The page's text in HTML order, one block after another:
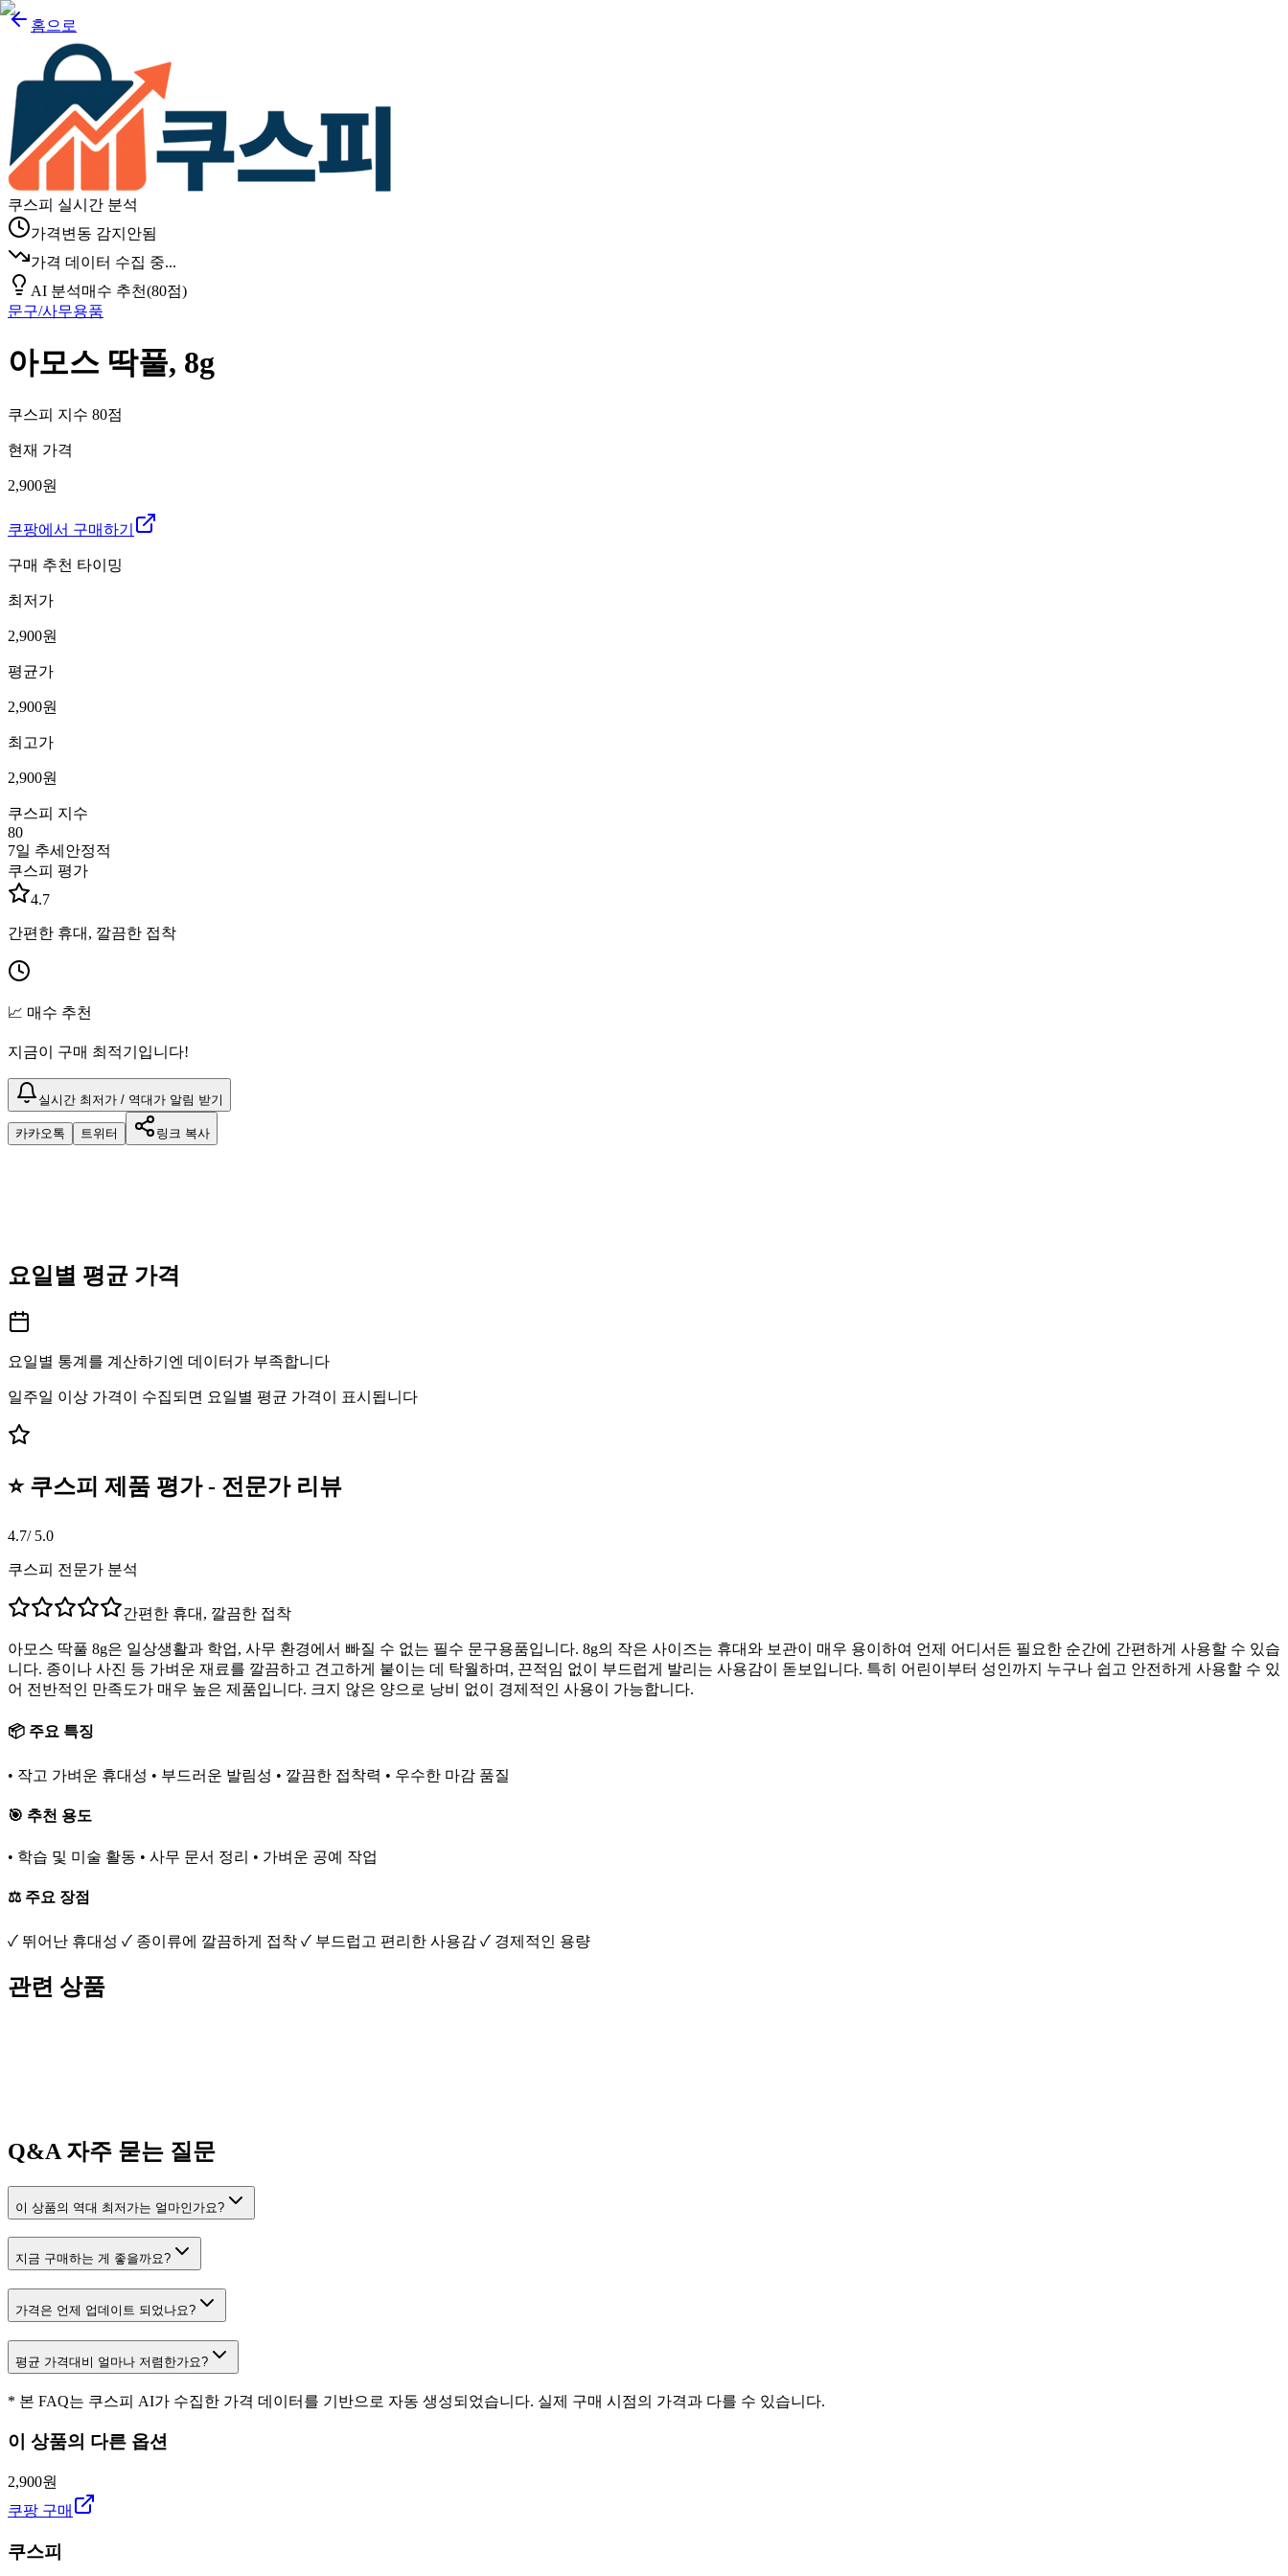
홈으로
쿠스피 실시간 분석
가격변동 감지안됨
가격 데이터 수집 중...
AI 분석매수 추천(80점)
문구/사무용품
아모스 딱풀, 8g
쿠스피 지수 80점
현재 가격
2,900원
쿠팡에서 구매하기
구매 추천 타이밍
최저가
2,900원
평균가
2,900원
최고가
2,900원
쿠스피 지수
80
7일 추세 안정적
쿠스피 평가
4.7
간편한 휴대, 깔끔한 접착
📈 매수 추천
지금이 구매 최적기입니다!
실시간 최저가 / 역대가 알림 받기
카카오톡 트위터 링크 복사
요일별 평균 가격
요일별 통계를 계산하기엔 데이터가 부족합니다
일주일 이상 가격이 수집되면 요일별 평균 가격이 표시됩니다
⭐ 쿠스피 제품 평가 - 전문가 리뷰
4.7/ 5.0
쿠스피 전문가 분석
간편한 휴대, 깔끔한 접착
아모스 딱풀 8g은 일상생활과 학업, 사무 환경에서 빠질 수 없는 필수 문구용품입니다. 8g의 작은 사이즈는 휴대와 보관이 매우 용이하여 언제 어디서든 필요한 순간에 간편하게 사용할 수 있습
니다. 종이나 사진 등 가벼운 재료를 깔끔하고 견고하게 붙이는 데 탁월하며, 끈적임 없이 부드럽게 발리는 사용감이 돋보입니다. 특히 어린이부터 성인까지 누구나 쉽고 안전하게 사용할 수 있
어 전반적인 만족도가 매우 높은 제품입니다. 크지 않은 양으로 낭비 없이 경제적인 사용이 가능합니다.
📦 주요 특징
• 작고 가벼운 휴대성 • 부드러운 발림성 • 깔끔한 접착력 • 우수한 마감 품질
🎯 추천 용도
• 학습 및 미술 활동 • 사무 문서 정리 • 가벼운 공예 작업
⚖️ 주요 장점
✓ 뛰어난 휴대성 ✓ 종이류에 깔끔하게 접착 ✓ 부드럽고 편리한 사용감 ✓ 경제적인 용량
관련 상품
Q&A 자주 묻는 질문
이 상품의 역대 최저가는 얼마인가요?
지금 구매하는 게 좋을까요?
가격은 언제 업데이트 되었나요?
평균 가격대비 얼마나 저렴한가요?
* 본 FAQ는 쿠스피 AI가 수집한 가격 데이터를 기반으로 자동 생성되었습니다. 실제 구매 시점의 가격과 다를 수 있습니다.
이 상품의 다른 옵션
2,900원
쿠팡 구매
쿠스피